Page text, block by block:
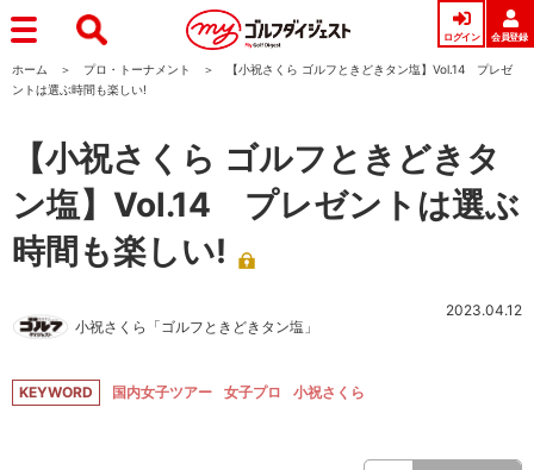
ログイン 会員登録
ホーム プロ・トーナメント
【小祝さくら ゴルフときどきタン塩】Vol.14 プレゼ
ントは選ぶ時間も楽しい!
【小祝さくら ゴルフときどきタ
ン塩】Vol.14 プレゼントは選ぶ
時間も楽しい!
小祝さくら「ゴルフときどきタン塩」
2023.04.12
KEYWORD 国内女子ツアー 女子プロ 小祝さくら